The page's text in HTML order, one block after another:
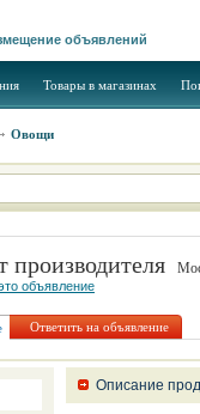
объявлений
Товары в магазинах
Овощи
производителя
объявление
Ответить на объявление
Описание